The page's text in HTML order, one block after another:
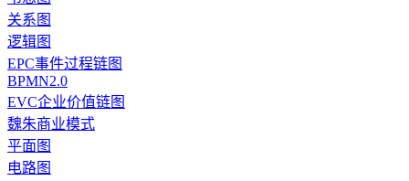
关系图
逻辑图
EPC事件过程链图
BPMN2.0
EVC企业价值链图
魏朱商业模式
平面图
电路图